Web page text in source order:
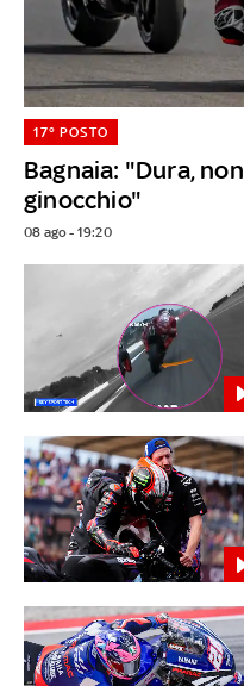
Bagnaia: "Dura,
ginocchio"
17° POSTO
08 ago - 19:20